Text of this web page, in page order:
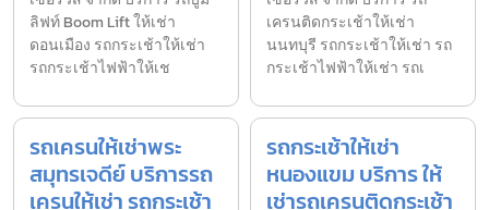
ลิฟท์ Boom Lift ให้เช่า
ดอนเมือง รถกระเช้าให้เช่า
รถกระเช้าไฟฟ้าให้เช
เครนติดกระเช้าให้เช่า
นนทบุรี รถกระเช้าให้เช่า รถ
กระเช้าไฟฟ้าให้เช่า รถเ
รถเครนให้เช่าพระ
สมุทรเจดีย์ บริการรถ
เครนให้เช่า รถกระเช้า
รถกระเช้าให้เช่า
หนองแขม บริการ ให้
เช่ารถเครนติดกระเช้า